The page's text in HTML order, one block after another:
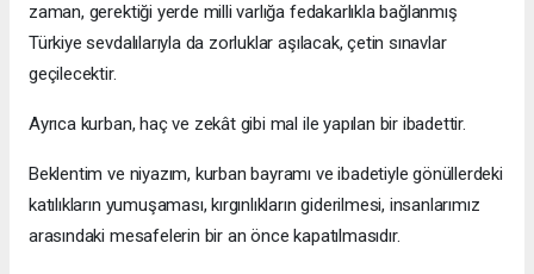
zaman, gerektiği yerde milli varlığa fedakarlıkla bağlanmış
Türkiye sevdalılarıyla da zorluklar aşılacak, çetin sınavlar
geçilecektir.
Ayrıca kurban, haç ve zekât gibi mal ile yapılan bir ibadettir.
Beklentim ve niyazım, kurban bayramı ve ibadetiyle gönüllerdeki
katılıkların yumuşaması, kırgınlıkların giderilmesi, insanlarımız
arasındaki mesafelerin bir an önce kapatılmasıdır.